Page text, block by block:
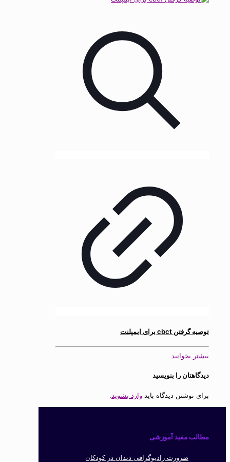
توصیه گرفتن cbct برای ایمپلنت
بیشتر بخوانید
دیدگاهتان را بنویسید
برای نوشتن دیدگاه باید وارد بشوید.
مطالب مفید آموزشی
ضرورت رادیوگرافی دندان در کودکان